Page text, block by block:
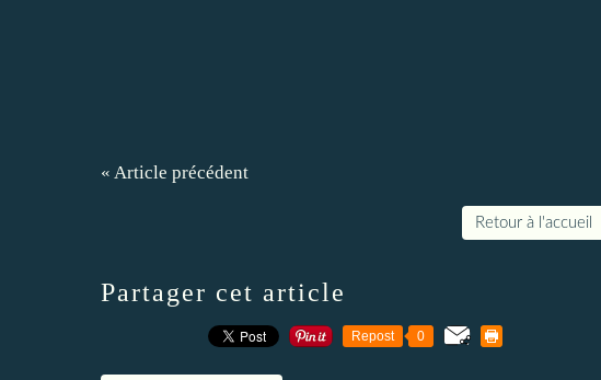
« Article précédent
Retour à l'accueil
Partager cet article
Repost 0